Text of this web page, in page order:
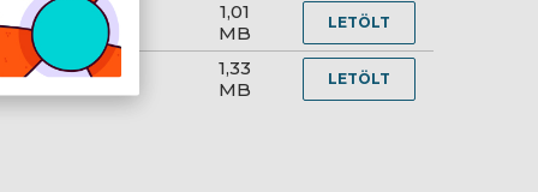
1,01
MB
LETÖLT
1,33
MB
LETÖLT